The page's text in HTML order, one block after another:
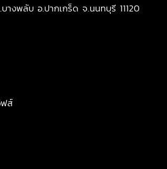
างพลับ อ.ปากเกร็ด จ.นนทบุรี 11120
ฟส์